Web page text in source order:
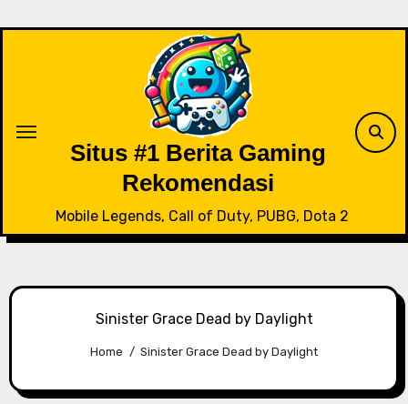
Situs #1 Berita Gaming
Rekomendasi
Mobile Legends, Call of Duty, PUBG, Dota 2
Sinister Grace Dead by Daylight
Home Sinister Grace Dead by Daylight